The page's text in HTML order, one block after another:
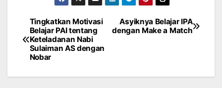
Navigasi
pos
Asyiknya Belajar IPA
dengan Make a Match
Tingkatkan Motivasi
Belajar PAI tentang
Keteladanan Nabi
Sulaiman AS dengan
Nobar